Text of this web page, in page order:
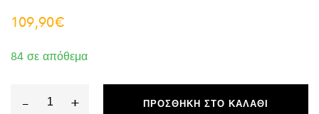
109,90€
84 σε απόθεμα
- + ΠΡΟΣΘΉΚΗ ΣΤΟ ΚΑΛΆΘΙ